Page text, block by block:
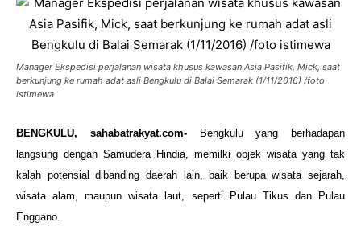
Manager Ekspedisi perjalanan wisata khusus kawasan Asia Pasifik, Mick, saat
berkunjung ke rumah adat asli Bengkulu di Balai Semarak (1/11/2016) /foto
istimewa
BENGKULU, sahabatrakyat.com-Bengkulu yang berhadapan
langsung dengan Samudera Hindia, memilki objek wisata yang tak
kalah potensial dibanding daerah lain,
baik berupa wisata sejarah,
wisata alam, maupun wisata laut, seperti Pulau Tikus dan Pulau
Enggano.